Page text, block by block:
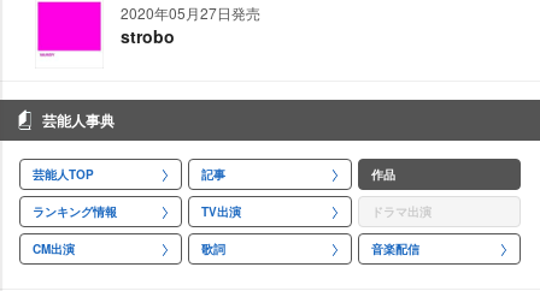
2020年05月27日発売
strobo
芸能人事典
芸能人TOP 記事 作品
ランキング情報 TV出演 ドラマ出演
CM出演 歌詞 音楽配信